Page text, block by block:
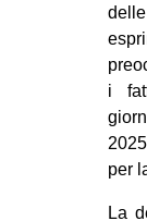
i
per
La